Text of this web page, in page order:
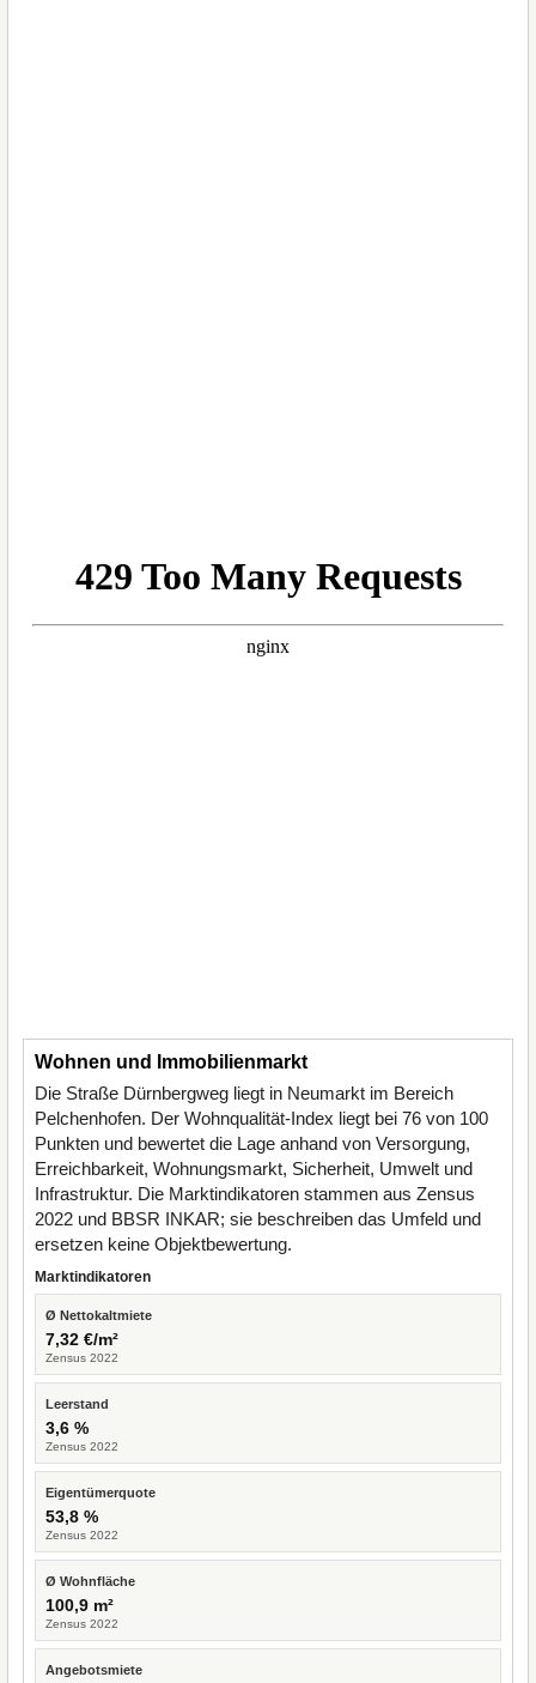
Wohnen und Immobilienmarkt
Die Straße Dürnbergweg liegt in Neumarkt im Bereich
Pelchenhofen. Der Wohnqualität-Index liegt bei 76 von 100
Punkten und bewertet die Lage anhand von Versorgung,
Erreichbarkeit, Wohnungsmarkt, Sicherheit, Umwelt und
Infrastruktur. Die Marktindikatoren stammen aus Zensus
2022 und BBSR INKAR; sie beschreiben das Umfeld und
ersetzen keine Objektbewertung.
Marktindikatoren
Ø Nettokaltmiete
7,32 €/m²
Zensus 2022
Leerstand
3,6 %
Zensus 2022
Eigentümerquote
53,8 %
Zensus 2022
Ø Wohnfläche
100,9 m²
Zensus 2022
Angebotsmiete